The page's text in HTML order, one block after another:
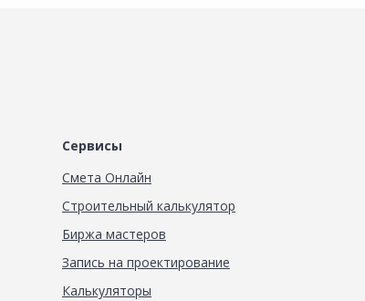
Сервисы
Смета Онлайн
Строительный калькулятор
Биржа мастеров
Запись на проектирование
Калькуляторы